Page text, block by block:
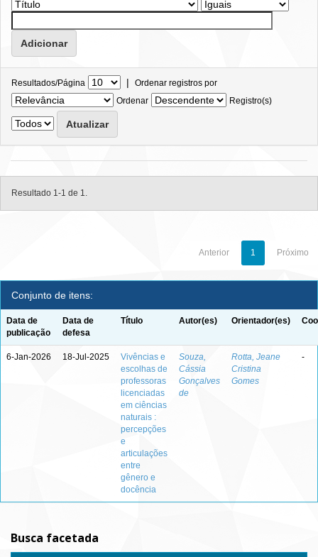
Resultados/Página | Ordenar registros por
Ordenar
Registro(s)
Resultado 1-1 de 1.
Anterior 1 Próximo
Conjunto de itens:
Data de
publicação
Data de
defesa
Título Autor(es) Orientador(es)
6-Jan-2026 18-Jul-2025
Vivências e
escolhas de
professoras
licenciadas
em ciências
naturais :
percepções
e
articulações
entre
gênero e
docência
Souza,
Cássia
Gonçalves
de
Rotta, Jeane
Cristina
Gomes
-
Busca facetada